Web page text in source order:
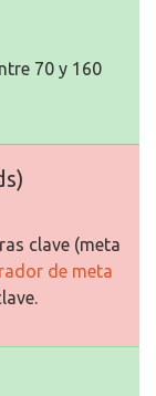
70 y 160
clave (meta
de meta